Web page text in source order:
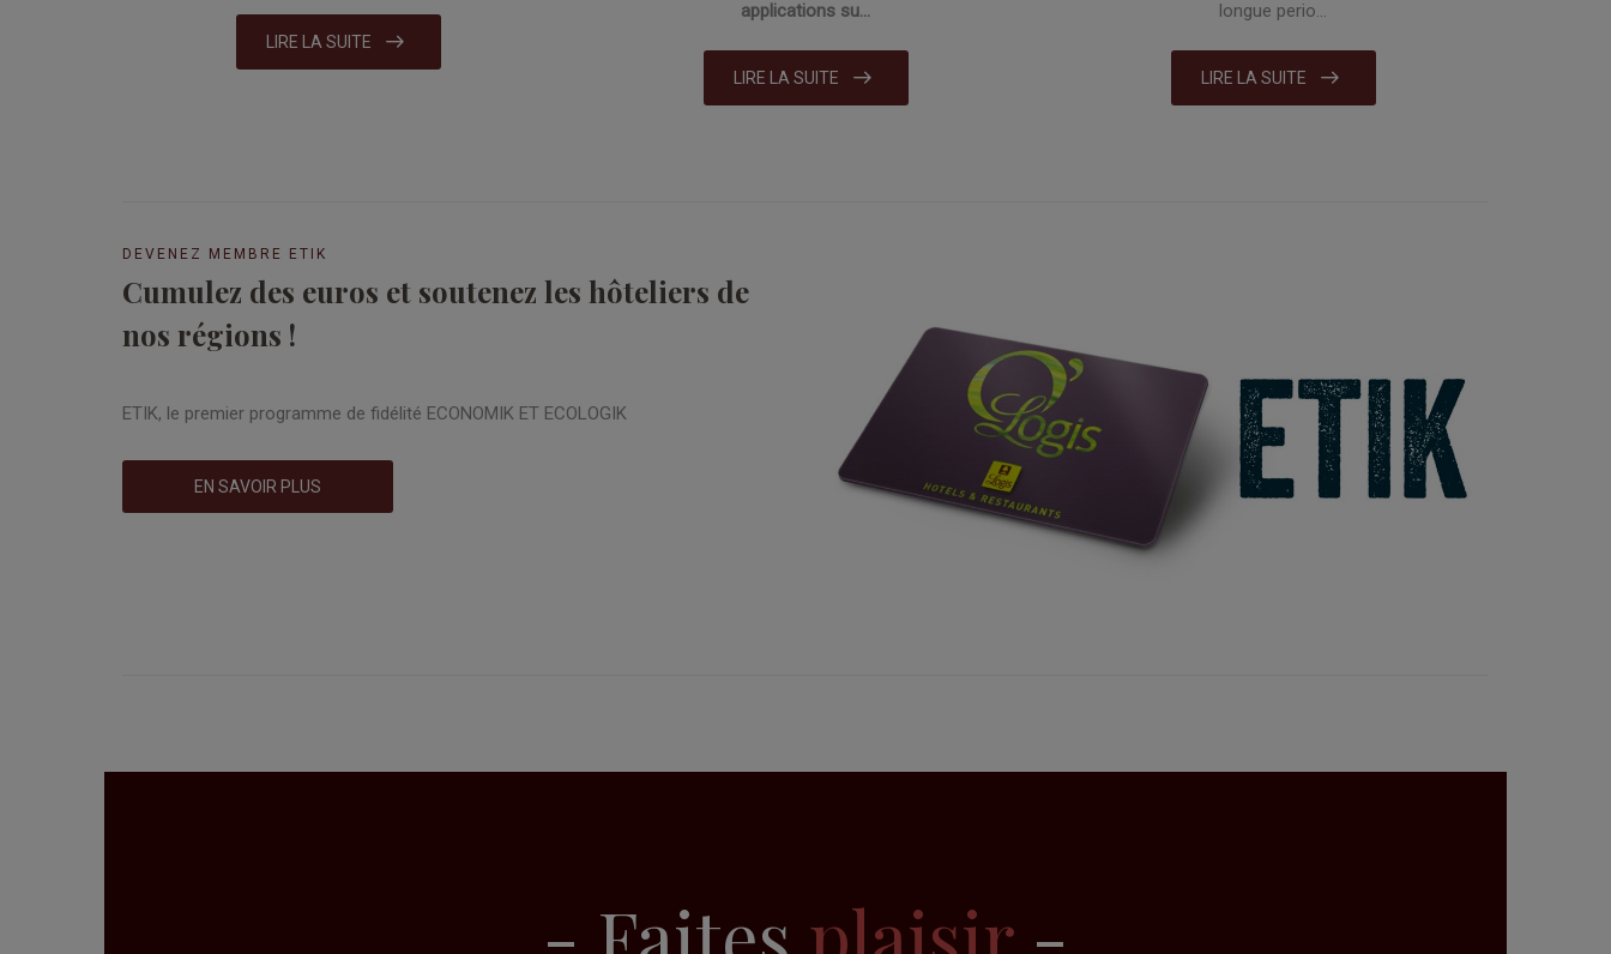
LIRE LA SUITE
applications su...
LIRE LA SUITE
longue perio...
LIRE LA SUITE
DEVENEZ MEMBRE ETIK
Cumulez des euros et soutenez les hôteliers de
nos régions !
ETIK, le premier programme de fidélité ECONOMIK ET ECOLOGIK
EN SAVOIR PLUS
- Faites plaisir -